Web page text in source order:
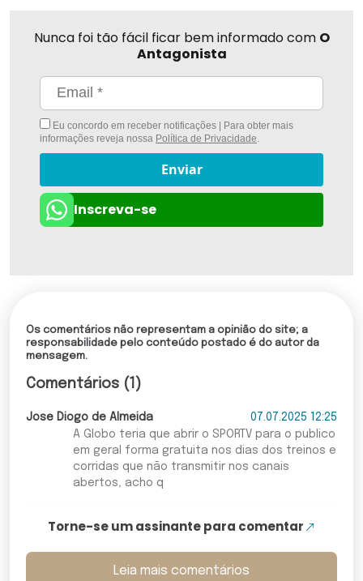
Nunca foi tão fácil ficar bem informado com O
Antagonista
Eu concordo em receber notificações | Para obter mais
informações reveja nossa Política de Privacidade.
Enviar
Inscreva-se
Os comentários não representam a opinião do site; a
responsabilidade pelo conteúdo postado é do autor da
mensagem.
Comentários (1)
Jose Diogo de Almeida
07.07.2025 12:25
A Globo teria que abrir o SPORTV para o publico
em geral forma gratuita nos dias dos treinos e
corridas que não transmitir nos canais
abertos, acho q
Torne-se um assinante para comentar
Leia mais comentários